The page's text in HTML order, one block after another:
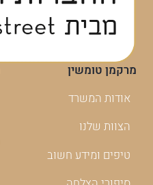
מרקמן טומשין
אודות המשרד
הצוות שלנו
טיפים ומידע חשוב